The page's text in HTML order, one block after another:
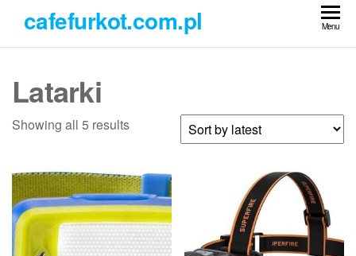
treści
cafefurkot.com.pl Menu
Latarki
Showing all 5 results